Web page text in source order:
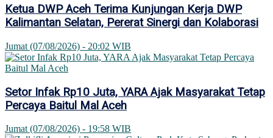
Ketua DWP Aceh Terima Kunjungan Kerja DWP
Kalimantan Selatan, Pererat Sinergi dan Kolaborasi
Jumat (07/08/2026) - 20:02 WIB
Setor Infak Rp10 Juta, YARA Ajak Masyarakat Tetap
Percaya Baitul Mal Aceh
Jumat (07/08/2026) - 19:58 WIB